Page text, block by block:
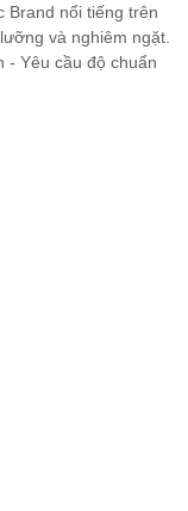
Brand nổi tiếng trên
và nghiêm ngặt.
- Yêu cầu độ chuẩn